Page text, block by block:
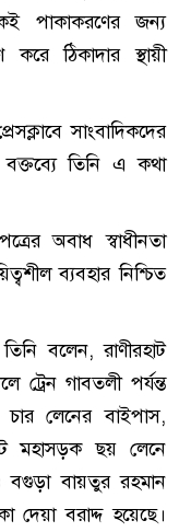
পাকাকরণের জন্য
ঠিকাদার স্থায়ী
সাংবাদিকদের
তিনি এ কথা
অবাধ স্বাধীনতা
ব্যবহার নিশ্চিত
বলেন, রাণীরহাট
ট্রেন গাবতলী পর্যন্ত
লেনের বাইপাস,
মহাসড়ক ছয় লেনে
বগুড়া বায়তুর রহমান
দেয়া বরাদ্দ হয়েছে।